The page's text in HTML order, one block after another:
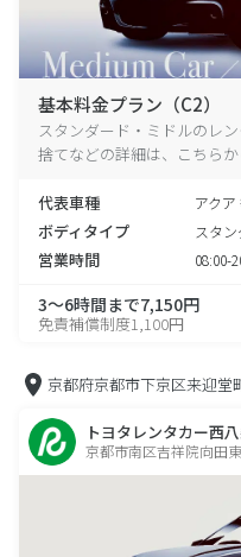
基本料金プラン（C2）
スタンダード・ミドルのレ
捨てなどの詳細は、こちら
代表車種 アクア
ボディタイプ スタ
営業時間 08:00-
3～6時間まで7,150円
免責補償制度1,100円
京都府京都市下京区来迎堂
トヨタレンタカー西
京都市南区吉祥院向田